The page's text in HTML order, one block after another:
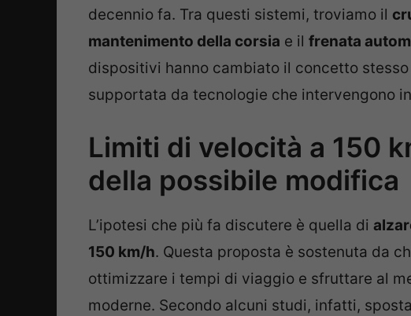
decennio fa. Tra questi sistemi, troviamo il
mantenimento della corsia e il frenata
dispositivi hanno cambiato il concetto
supportata da tecnologie che intervengono
Limiti di velocità a 150
della possibile modifica
L’ipotesi che più fa discutere è quella di
150 km/h. Questa proposta è sostenuta da
ottimizzare i tempi di viaggio e sfruttare al
moderne. Secondo alcuni studi, infatti,